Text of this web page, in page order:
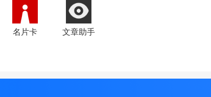
名片卡 文章助手